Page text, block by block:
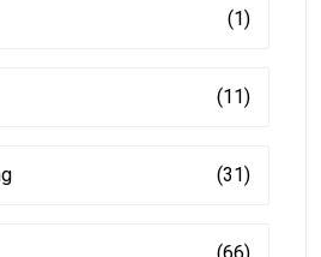
(1)
(11)
(31)